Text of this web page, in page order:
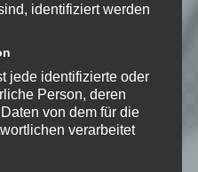
zur
dauerhaft
über
via E-
identifiziert werden
jede identifizierte oder
Person, deren
von dem für die
verarbeitet